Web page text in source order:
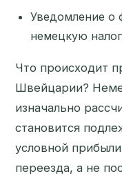
Уведомление о
немецкую
Что происходит
Швейцарии?
изначально
становится
условной
переезда, а не